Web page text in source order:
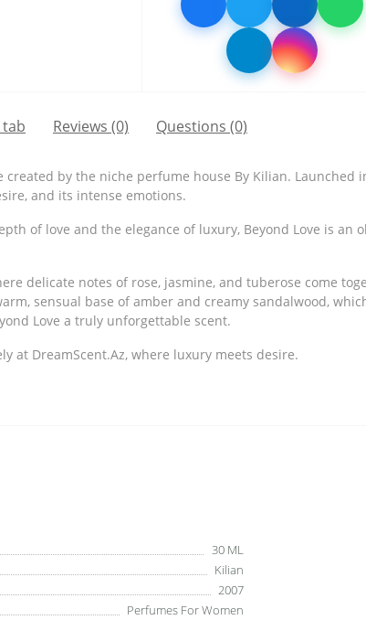
Reviews (0) Questions (0)
by the niche perfume house By Kilian. Launched
and its intense emotions.
of love and the elegance of luxury, Beyond Love is an
delicate notes of rose, jasmine, and tuberose come
sensual base of amber and creamy sandalwood,
Love a truly unforgettable scent.
at DreamScent.Az, where luxury meets desire.
30 ML
Kilian
2007
Perfumes For Women